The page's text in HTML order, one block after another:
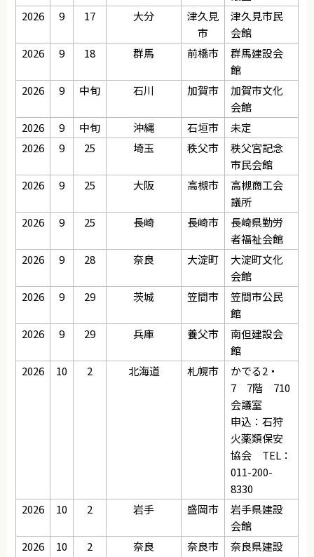
2026
9 17 大分
津久見
市
津久見市民
会館
2026
9 18 群馬 前橋市
群馬建設会
館
2026
9 中旬 石川 加賀市
加賀市文化
会館
2026
9 中旬 沖縄 石垣市
未定
2026
9 25 埼玉 秩父市
秩父宮記念
市民会館
2026
9 25 大阪 高槻市
高槻商工会
議所
2026
9 25 長崎 長崎市
長崎県勤労
者福祉会館
2026
9 28 奈良 大淀町
大淀町文化
会館
2026
9 29 茨城 笠間市
笠間市公民
館
2026
9 29 兵庫 養父市
南但建設会
館
2026
10 2 北海道 札幌市
かでる2・
7 7階 710
会議室
申込：石狩
火薬類保安
協会 TEL：
011-200-
8330
2026
10 2 岩手 盛岡市
岩手県建設
会館
2026
10 2 奈良 奈良市
奈良県建設